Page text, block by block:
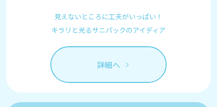
見えないところに工夫がいっぱい！
キラリと光るサニパックのアイディア
詳細へ